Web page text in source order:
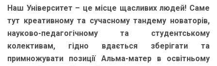
Наш Університет – це місце щасливих людей! Саме
тут креативному та сучасному тандему новаторів,
науково-педагогічному та студентському
колективам, гідно вдається зберігати та
примножувати позиції Альма-матер в освітньому